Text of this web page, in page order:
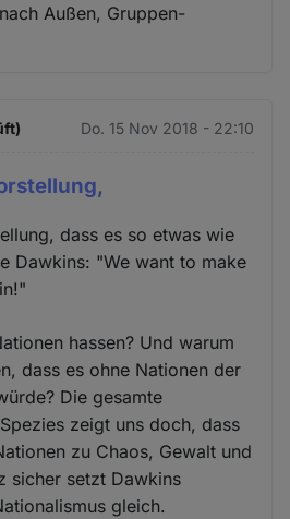
Außen, Gruppen-
Do. 15 Nov 2018 - 22:10
dass es so etwas wie
Dawkins: "We want to make
hassen? Und warum
dass es ohne Nationen der
Die gesamte
zeigt uns doch, dass
zu Chaos, Gewalt und
sicher setzt Dawkins
gleich.